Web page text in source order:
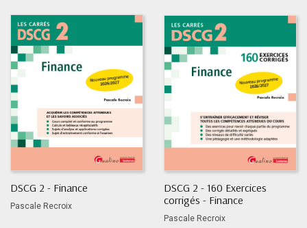
DSCG 2 - Finance
Pascale Recroix
DSCG 2 - 160 Exercices
corrigés - Finance
Pascale Recroix